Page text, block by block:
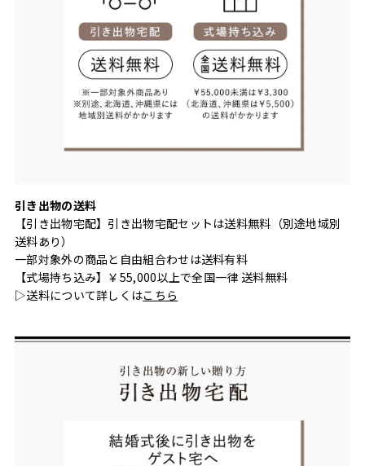
引き出物の送料
【引き出物宅配】引き出物宅配セットは送料無料（別途地域別
送料あり）
一部対象外の商品と自由組合わせは送料有料
【式場持ち込み】￥55,000以上で全国一律 送料無料
▷送料について詳しくはこちら